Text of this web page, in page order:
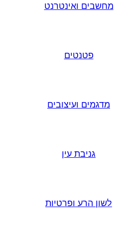
מחשבים ואינטרנט
פטנטים
מדגמים ועיצובים
גניבת עין
לשון הרע ופרטיות